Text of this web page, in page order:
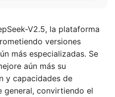
V2.5, la plataforma
versiones
más especializadas. Se
aún más su
y capacidades de
general, convirtiendo el